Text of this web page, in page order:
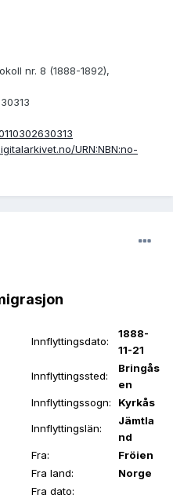
nr. 8 (1888-1892),
URN:NBN:no-
Innflyttingsdato:
1888-
11-21
Innflyttingssted:
Bringås
en
Innflyttingssogn: Kyrkås
Innflyttingslän:
Jämtla
nd
Fra:
Fröien
Fra land:
Norge
Fra dato: